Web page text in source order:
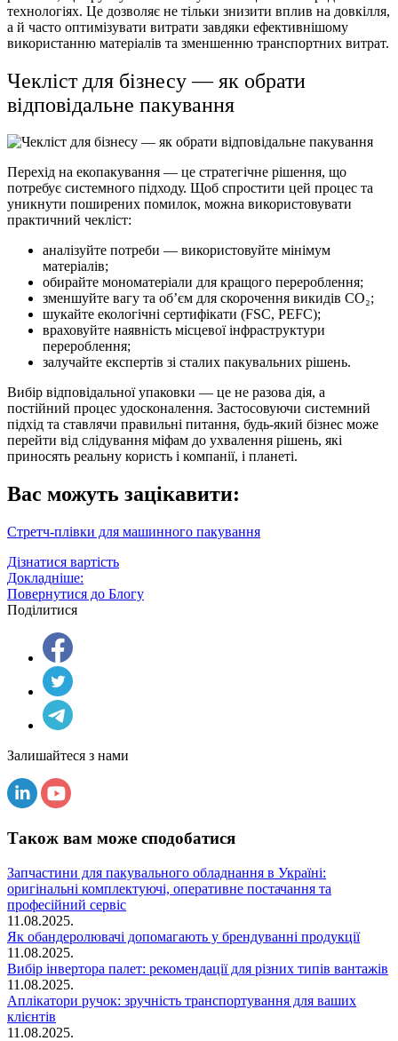
технологіях. Це дозволяє не тільки знизити вплив на довкілля,
а й часто оптимізувати витрати завдяки ефективнішому
використанню матеріалів та зменшенню транспортних витрат.
Чекліст для бізнесу — як обрати
відповідальне пакування
Перехід на екопакування — це стратегічне рішення, що
потребує системного підходу. Щоб спростити цей процес та
уникнути поширених помилок, можна використовувати
практичний чекліст:
аналізуйте потреби — використовуйте мінімум
матеріалів;
обирайте мономатеріали для кращого перероблення;
зменшуйте вагу та об’єм для скорочення викидів CO₂;
шукайте екологічні сертифікати (FSC, PEFC);
враховуйте наявність місцевої інфраструктури
перероблення;
залучайте експертів зі сталих пакувальних рішень.
Вибір відповідальноїупаковки — це не разова дія, а
постійний процес удосконалення. Застосовуючи системний
підхід та ставлячи правильні питання, будь-який бізнес може
перейти від слідування міфам до ухвалення рішень, які
приносять реальну користь і компанії, і планеті.
Вас можуть зацікавити:
Стретч-плівки для машинного пакування
Дізнатися вартість
Докладніше:
Повернутися до Блогу
Поділитися
Залишайтеся з нами
Також вам може сподобатися
Запчастини для пакувального обладнання в Україні:
оригінальні комплектуючі, оперативне постачання та
професійний сервіс
11.08.2025.
Як обандеролювачі допомагають у брендуванні продукції
11.08.2025.
Вибір інвертора палет: рекомендації для різних типів вантажів
11.08.2025.
Аплікатори ручок: зручність транспортування для ваших
клієнтів
11.08.2025.